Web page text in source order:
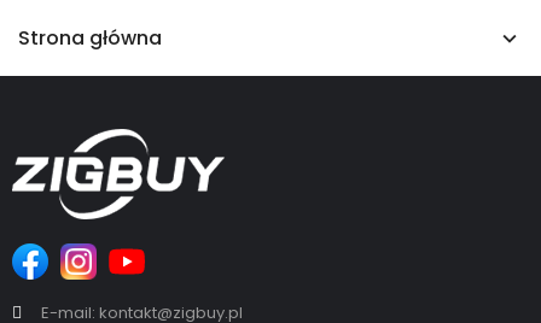
Strona główna
E-mail: kontakt@zigbuy.pl